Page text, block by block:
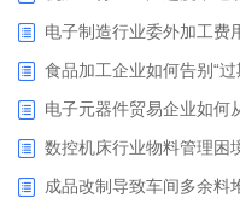
成品改制导致车间多余料